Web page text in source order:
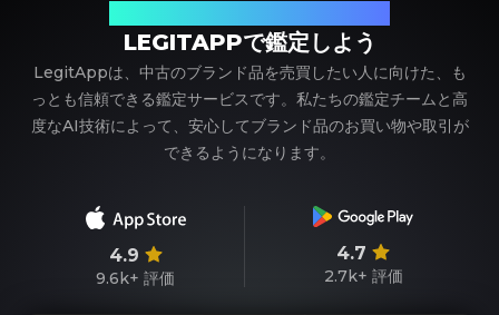
LEGITAPPで鑑定しよう
LegitAppは、中古のブランド品を売買したい人に向けた、も
っとも信頼できる鑑定サービスです。私たちの鑑定チームと高
度なAI技術によって、安心してブランド品のお買い物や取引が
できるようになります。
4.9
9.6k+ 評価
4.7
2.7k+ 評価